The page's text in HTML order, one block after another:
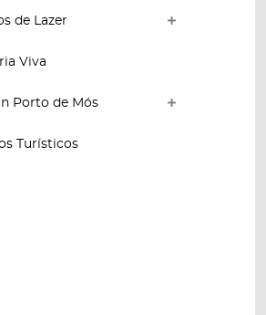
de Lazer
Viva
Porto de Mós
Turísticos